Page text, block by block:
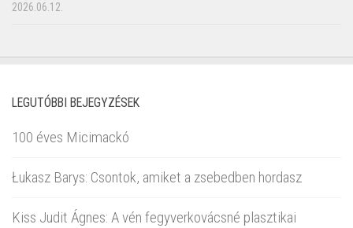
2026.06.12.
LEGUTÓBBI BEJEGYZÉSEK
100 éves Micimackó
Łukasz Barys: Csontok, amiket a zsebedben hordasz
Kiss Judit Ágnes: A vén fegyverkovácsné plasztikai